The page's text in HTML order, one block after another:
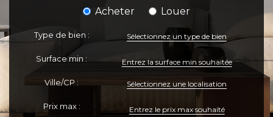
CONTACT
ESPACE CLIENTS
Acheter Louer
Type de bien : Sélectionnez un type de bien
Surface min :
Ville/CP : Sélectionnez une localisation
Prix max :